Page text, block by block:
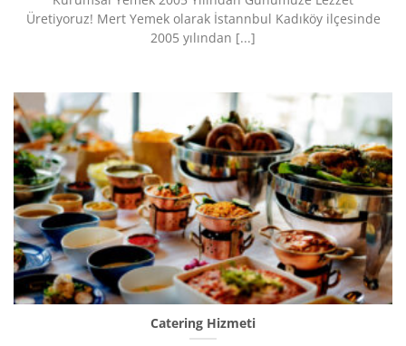
Üretiyoruz!​ Mert Yemek olarak İstannbul Kadıköy ilçesinde
2005 yılından [...]
Catering Hizmeti